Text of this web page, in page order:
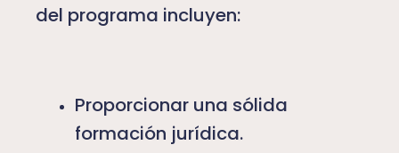
del programa incluyen:
Proporcionar una sólida
formación jurídica.